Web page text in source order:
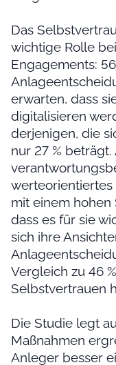
Das
wichtige Rolle
Engagements:
erwarten, dass
digitalisieren
derjenigen, die
nur 27 %
werteorientiertes
mit einem hohen
dass es für sie
sich ihre
Vergleich zu 46
Selbstvertrauen
Die Studie legt
Maßnahmen
Anleger besser